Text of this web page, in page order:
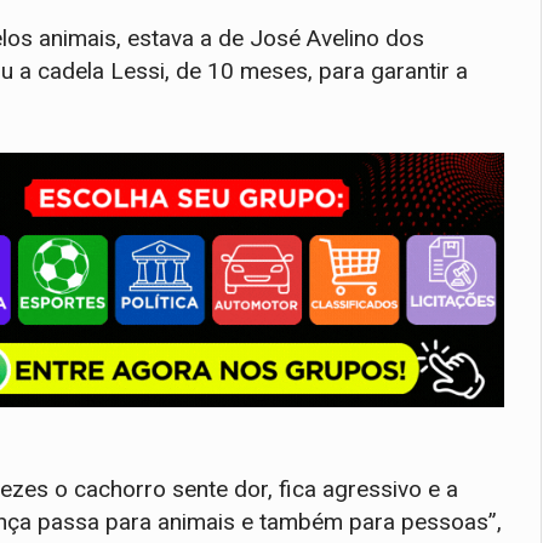
animais, estava a de José Avelino dos
a cadela Lessi, de 10 meses, para garantir a
o cachorro sente dor, fica agressivo e a
passa para animais e também para pessoas”,